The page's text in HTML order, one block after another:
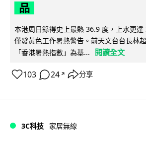
品
本港周日錄得史上最熱 36.9 度，上水更
僅發黃色工作暑熱警告。前天文台台長林
「香港暑熱指數」為基...
閱讀全文
103 24 ↗ 分享
3C科技 家居無線